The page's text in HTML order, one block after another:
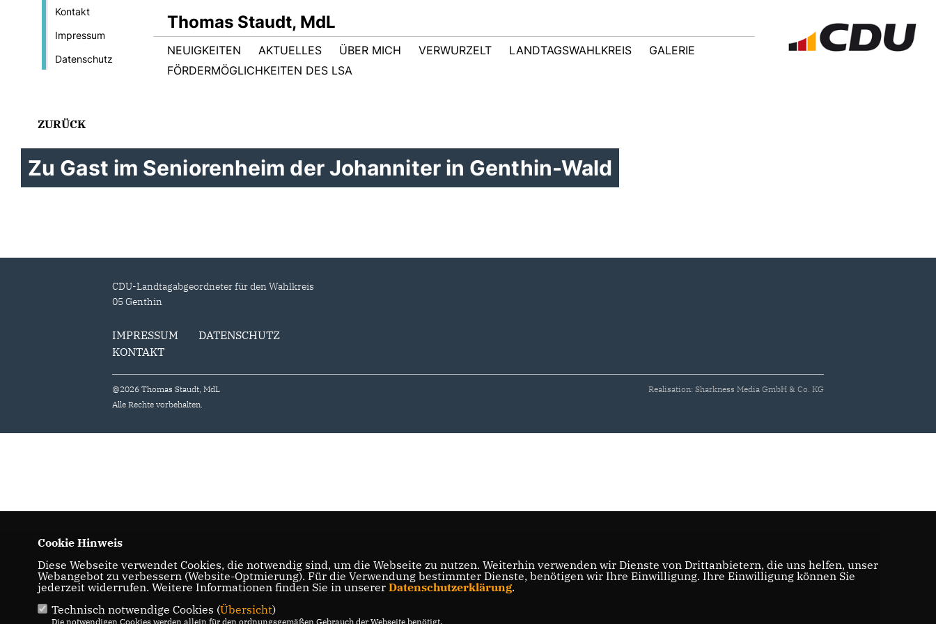
Kontakt
Impressum
Datenschutz
Thomas Staudt, MdL
NEUIGKEITEN AKTUELLES ÜBER MICH VERWURZELT LANDTAGSWAHLKREIS
GALERIE
FÖRDERMÖGLICHKEITEN DES LSA
ZURÜCK
Zu Gast im Seniorenheim der Johanniter in Genthin-Wald
CDU-Landtagabgeordneter für den Wahlkreis
05 Genthin
IMPRESSUM
DATENSCHUTZ
KONTAKT
@2026 Thomas Staudt, MdL
Alle Rechte vorbehalten.
Realisation: Sharkness Media GmbH & Co. KG
Cookie Hinweis
Diese Webseite verwendet Cookies, die notwendig sind, um die Webseite zu nutzen. Weiterhin verwenden wir Dienste von Drittanbietern, die uns helfen, unser
Webangebot zu verbessern (Website-Optmierung). Für die Verwendung bestimmter Dienste, benötigen wir Ihre Einwilligung. Ihre Einwilligung können Sie
jederzeit widerrufen. Weitere Informationen finden Sie in unserer Datenschutzerklärung.
Technisch notwendige Cookies (Übersicht)
Die notwendigen Cookies werden allein für den ordnungsgemäßen Gebrauch der Webseite benötigt.